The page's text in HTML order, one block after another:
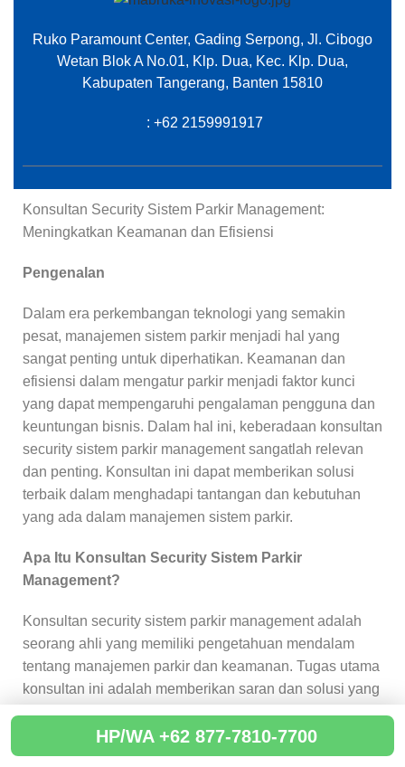
HP/WA +62 877-7810-7700
Ruko Paramount Center, Gading Serpong, Jl. Cibogo
Wetan Blok A No.01, Klp. Dua, Kec. Klp. Dua,
Kabupaten Tangerang, Banten 15810
: +62 2159991917
Konsultan Security Sistem Parkir Management:
Meningkatkan Keamanan dan Efisiensi
Pengenalan
Dalam era perkembangan teknologi yang semakin
pesat, manajemen sistem parkir menjadi hal yang
sangat penting untuk diperhatikan. Keamanan dan
efisiensi dalam mengatur parkir menjadi faktor kunci
yang dapat mempengaruhi pengalaman pengguna dan
keuntungan bisnis. Dalam hal ini, keberadaan konsultan
security sistem parkir management sangatlah relevan
dan penting. Konsultan ini dapat memberikan solusi
terbaik dalam menghadapi tantangan dan kebutuhan
yang ada dalam manajemen sistem parkir.
Apa Itu Konsultan Security Sistem Parkir
Management?
Konsultan security sistem parkir management adalah
seorang ahli yang memiliki pengetahuan mendalam
tentang manajemen parkir dan keamanan. Tugas utama
konsultan ini adalah memberikan saran dan solusi yang
sistem parkir. Mereka bekerja sama dengan pemilik
gedung, pengelola parkir, dan pihak terkait lainnya